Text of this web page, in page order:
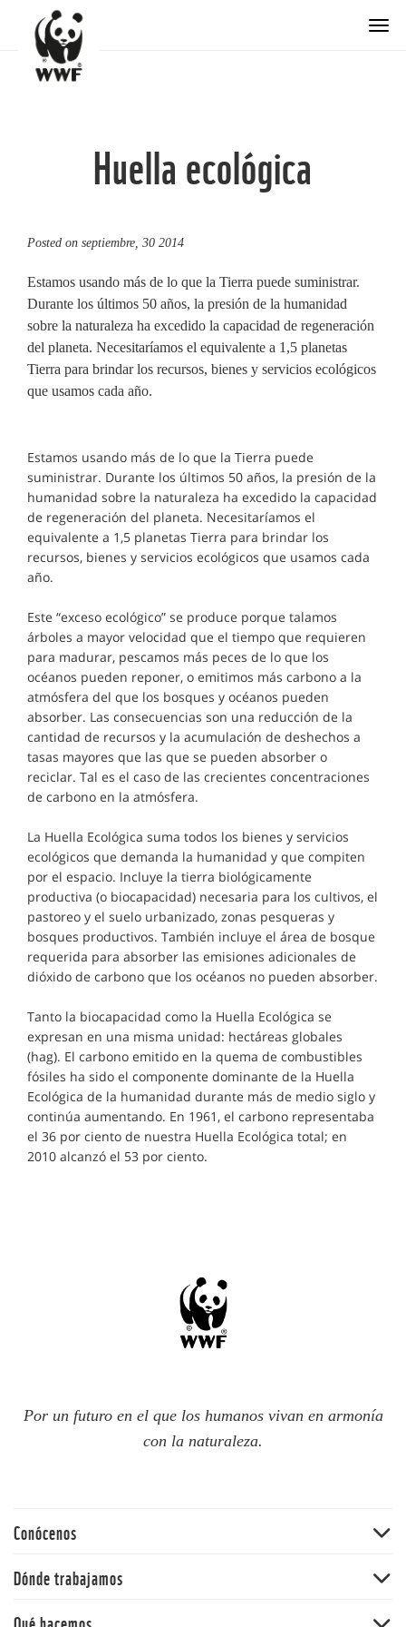
Huella ecológica
Posted on septiembre, 30 2014
Estamos usando más de lo que la Tierra puede suministrar.
Durante los últimos 50 años, la presión de la humanidad
sobre la naturaleza ha excedido la capacidad de regeneración
del planeta. Necesitaríamos el equivalente a 1,5 planetas
Tierra para brindar los recursos, bienes y servicios ecológicos
que usamos cada año.
Estamos usando más de lo que la Tierra puede
suministrar. Durante los últimos 50 años, la presión de la
humanidad sobre la naturaleza ha excedido la capacidad
de regeneración del planeta. Necesitaríamos el
equivalente a 1,5 planetas Tierra para brindar los
recursos, bienes y servicios ecológicos que usamos cada
año.
Este “exceso ecológico” se produce porque talamos
árboles a mayor velocidad que el tiempo que requieren
para madurar, pescamos más peces de lo que los
océanos pueden reponer, o emitimos más carbono a la
atmósfera del que los bosques y océanos pueden
absorber. Las consecuencias son una reducción de la
cantidad de recursos y la acumulación de deshechos a
tasas mayores que las que se pueden absorber o
reciclar. Tal es el caso de las crecientes concentraciones
de carbono en la atmósfera.
La Huella Ecológica suma todos los bienes y servicios
ecológicos que demanda la humanidad y que compiten
por el espacio. Incluye la tierra biológicamente
productiva (o biocapacidad) necesaria para los cultivos, el
pastoreo y el suelo urbanizado, zonas pesqueras y
bosques productivos. También incluye el área de bosque
requerida para absorber las emisiones adicionales de
dióxido de carbono que los océanos no pueden absorber.
Tanto la biocapacidad como la Huella Ecológica se
expresan en una misma unidad: hectáreas globales
(hag). El carbono emitido en la quema de combustibles
fósiles ha sido el componente dominante de la Huella
Ecológica de la humanidad durante más de medio siglo y
continúa aumentando. En 1961, el carbono representaba
el 36 por ciento de nuestra Huella Ecológica total; en
2010 alcanzó el 53 por ciento.
Por un futuro en el que los humanos vivan en armonía
con la naturaleza.
Conócenos
60 aniversario
Nuestras políticas
Dónde trabajamos